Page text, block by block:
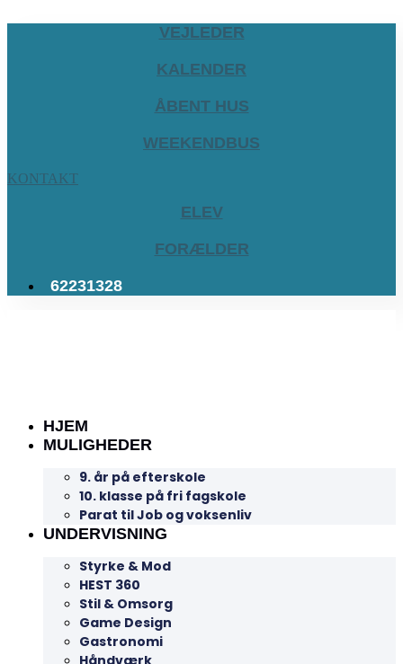
VEJLEDER
KALENDER
ÅBENT HUS
WEEKENDBUS
KONTAKT
ELEV
FORÆLDER
62231328
HJEM
MULIGHEDER
9. år på efterskole
10. klasse på fri fagskole
Parat til Job og voksenliv
UNDERVISNING
Styrke & Mod
HEST 360
Stil & Omsorg
Game Design
Gastronomi
Håndværk